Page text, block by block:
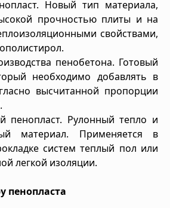
Новый тип материала,
прочностью плиты и на
свойствами,
пенобетона. Готовый
необходимо добавлять в
высчитанной пропорции
пенопласт. Рулонный тепло и
материал. Применяется в
систем теплый пол или
легкой изоляции.
пенопласта